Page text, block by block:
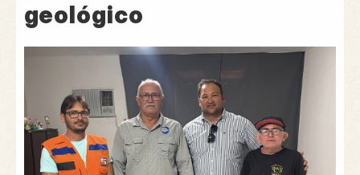
geológico